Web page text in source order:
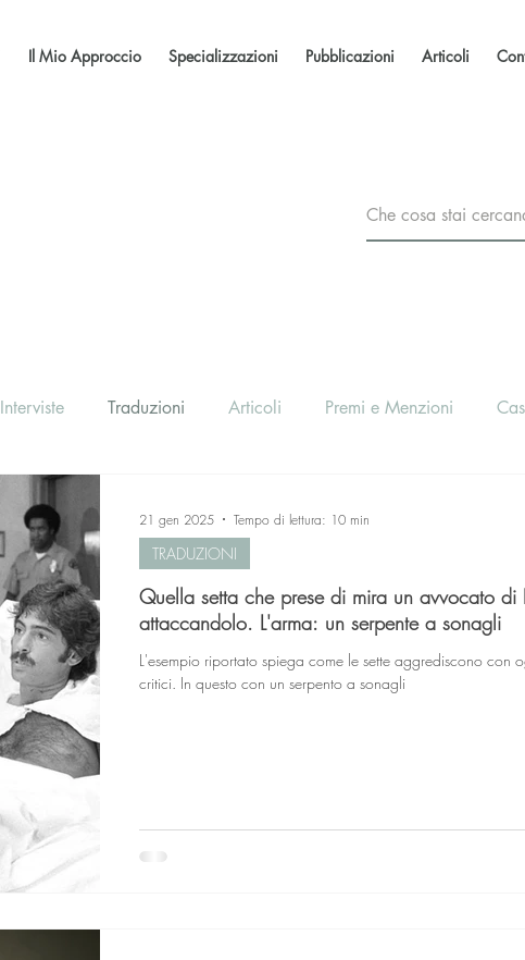
Il Mio Approccio Specializzazioni Pubblicazioni Articoli
Interviste Traduzioni Articoli Premi e Menzioni
Quella setta che prese di mira un avvocato di
attaccandolo. L'arma: un serpente a sonagli
L'esempio riportato spiega come le sette aggrediscono con
critici. In questo con un serpento a sonagli
TRADUZIONI
21 gen 2025 Tempo di lettura: 10 min